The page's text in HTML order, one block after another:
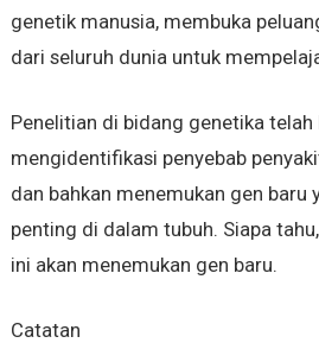
genetik manusia, membuka
dari seluruh dunia untuk
Penelitian di bidang genetika telah
mengidentifikasi penyebab
dan bahkan menemukan gen baru
penting di dalam tubuh. Siapa
ini akan menemukan gen baru.
Catatan